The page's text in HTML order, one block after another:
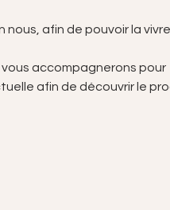
afin de pouvoir la
accompagnerons pour
afin de découvrir le